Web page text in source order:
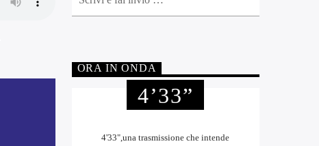
ORA IN ONDA
4’33”
4'33",una trasmissione che intende